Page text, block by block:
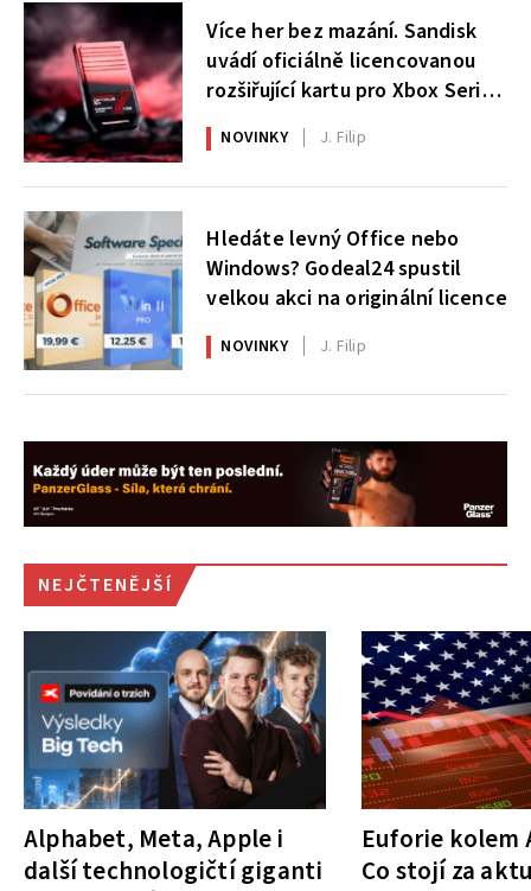
Více her bez mazání. Sandisk
uvádí oficiálně licencovanou
rozšiřující kartu pro Xbox Series
X|S
NOVINKY J. Filip
Hledáte levný Office nebo
Windows? Godeal24 spustil
velkou akci na originální licence
NOVINKY J. Filip
NEJČTENĚJŠÍ
Alphabet, Meta, Apple i
další technologičtí giganti
Euforie kolem
Co stojí za